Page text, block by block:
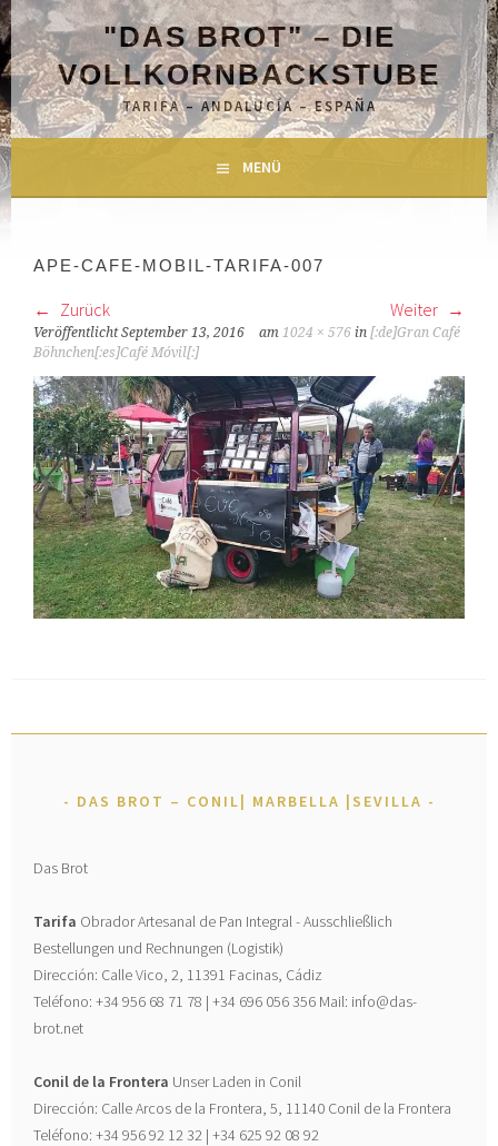
Springe
zum
Inhalt
"DAS BROT" – DIE
VOLLKORNBACKSTUBE
TARIFA – ANDALUCÍA – ESPAÑA
MENÜ
APE-CAFE-MOBIL-TARIFA-007
Zurück Weiter
VeröffentlichtSeptember 13, 2016 am1024 × 576 in[:de]Gran Café
Böhnchen[:es]Café Móvil[:]
DAS BROT – CONIL| MARBELLA |SEVILLA
Das Brot
Tarifa Obrador Artesanal de Pan Integral - Ausschließlich
Bestellungen und Rechnungen (Logistik)
Dirección: Calle Vico, 2, 11391 Facinas, Cádiz
Teléfono: +34 956 68 71 78 | +34 696 056 356 Mail: info@das-
brot.net
Conil de la Frontera Unser Laden in Conil
Dirección: Calle Arcos de la Frontera, 5, 11140 Conil de la Frontera
Teléfono: +34 956 92 12 32 | +34 625 92 08 92